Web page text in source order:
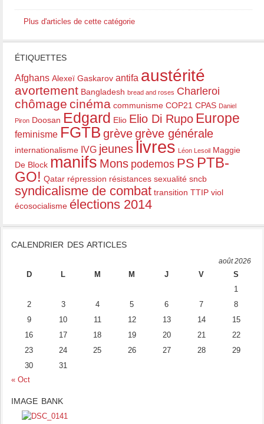
Plus d'articles de cette catégorie
ÉTIQUETTES
Afghans Alexeï Gaskarov antifa austérité
avortement Bangladesh bread and roses Charleroi
chômage cinéma communisme COP21 CPAS Daniel
Piron Doosan Edgard Elio Elio Di Rupo Europe
feminisme FGTB grèvegrève générale
internationalisme IVG jeunes livres Léon Lesoil Maggie
De Block manifs Mons podemos PS PTB-
GO! Qatar répression résistances sexualité sncb
syndicalisme de combat transition TTIP viol
écosocialisme élections 2014
CALENDRIER DES ARTICLES
août 2026
D L M M J V
S
1
2
3 4 5 6 7
8
9
10 11 12 13 14
15
16
17 18 19 20 21
22
23
24 25 26 27 28
29
30
31
« Oct
IMAGE BANK